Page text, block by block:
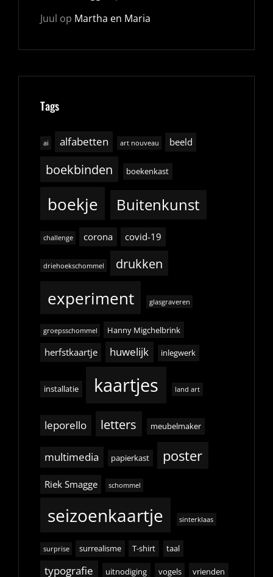
Juul op Martha en Maria
Tags
ai alfabetten art nouveau beeld
boekbinden boekenkast
boekje Buitenkunst
challenge corona covid-19
driehoekschommel drukken
experiment glasgraveren
groepsschommel Hanny Migchelbrink
herfstkaartje huwelijk inlegwerk
installatie kaartjes land art
leporello letters meubelmaker
multimedia papierkast poster
Riek Smagge schommel
seizoenkaartje sinterklaas
surprise surrealisme T-shirt taal
typografie uitnodiging vogels vrienden